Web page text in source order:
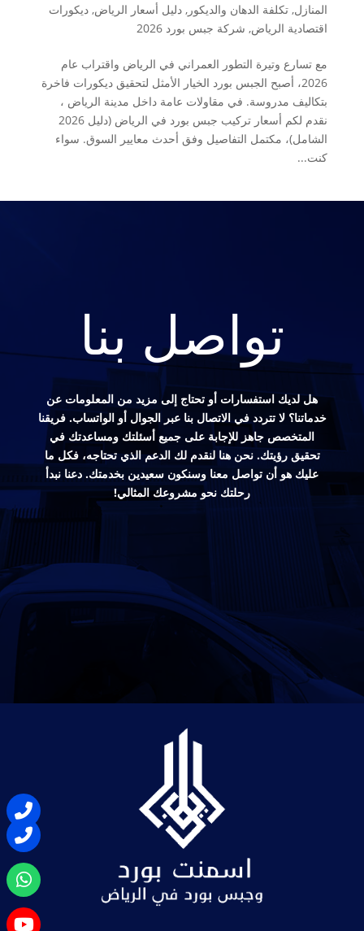
المنازل, تكلفة الدهان والديكور , دليل أسعار الرياض, ديكورات
اقتصادية الرياض, شركة جبس بورد 2026
مع تسارع وتيرة التطور العمراني في الرياض واقتراب عام
2026، أصبح الجبس بورد الخيار الأمثل لتحقيق ديكورات فاخرة
بتكاليف مدروسة. في مقاولات عامة داخل مدينة الرياض ،
نقدم لكم أسعار تركيب جبس بورد في الرياض (دليل 2026
الشامل)، مكتمل التفاصيل وفق أحدث معايير السوق. سواء
كنت...
تواصل بنا
هل لديك استفسارات أو تحتاج إلى مزيد من المعلومات عن
خدماتنا؟ لا تتردد في الاتصال بنا عبر الجوال أو الواتساب. فريقنا
المتخصص جاهز للإجابة على جميع أسئلتك ومساعدتك في
تحقيق رؤيتك. نحن هنا لنقدم لك الدعم الذي تحتاجه، فكل ما
عليك هو أن تواصل معنا وسنكون سعيدين بخدمتك. دعنا نبدأ
رحلتك نحو مشروعك المثالي!